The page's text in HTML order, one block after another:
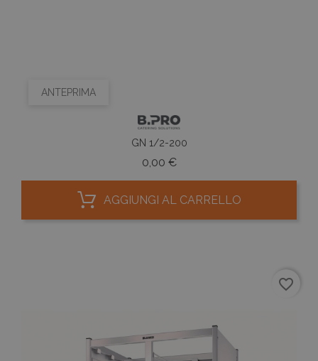
ANTEPRIMA
GN 1/2-200
0,00 €Prezzo
AGGIUNGI AL CARRELLO
favorite_border